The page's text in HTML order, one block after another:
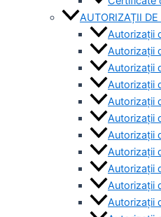
AUTORIZAȚII
Autorizații
Autorizații
Autorizații
Autorizații
Autorizații
Autorizații
Autorizații
Autorizații
Autorizaţii
Autorizaţii
Autorizaţii